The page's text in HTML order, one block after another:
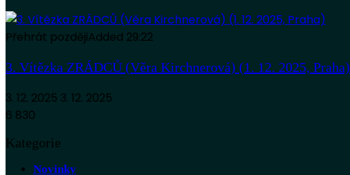
Přehrát pozdějiAdded 29:22
3. Vítězka ZRÁDCŮ (Věra Kirchnerová) (1. 12. 2025, Praha)
3. 12. 2025 3. 12. 2025
6 830
Kategorie
Novinky